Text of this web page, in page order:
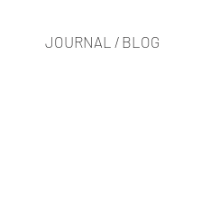
JOURNAL / BLOG